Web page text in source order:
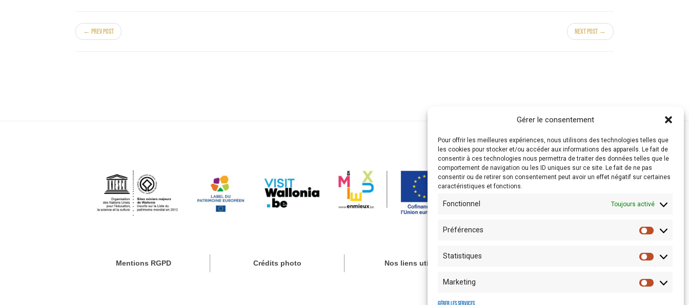
Gérer le consentement
Pour offrir les meilleures expériences, nous utilisons des technologies telles que
les cookies pour stocker et/ou accéder aux informations des appareils. Le fait de
consentir à ces technologies nous permettra de traiter des données telles que le
comportement de navigation ou les ID uniques sur ce site. Le fait de ne pas
consentir ou de retirer son consentement peut avoir un effet négatif sur certaines
caractéristiques et fonctions.
Fonctionnel Toujours activé
Préférences
Statistiques
Marketing
← Prev Post Next Post →
Mentions RGPD Crédits photo Nos liens utiles